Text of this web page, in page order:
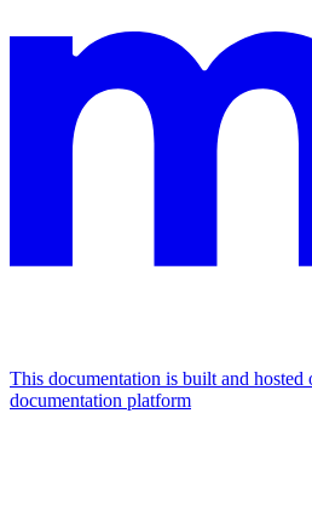
This documentation is built and
documentation platform